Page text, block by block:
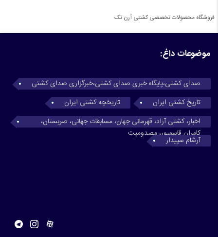
فروشگاه محصولات تخصصی کشتی آرن تک
موضوعات داغ:
صدای کشتی،پایگاه خبری صدای کشتی،خبرگزاری صدای کشتی
تاریخ کشتی ایران
تاریخچه کشتی ایران
اخبار، کشتی آزاد، قهرمانی جهان، مسابقات جهانی، صربستان،
کامران قاسمپور، مصدومیت
آرشام سپیدار